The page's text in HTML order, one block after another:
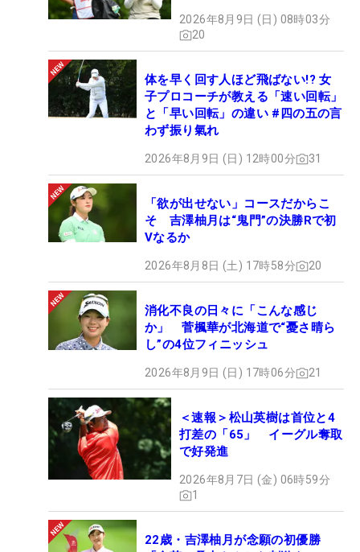
2026年8月9日 (日) 08時03分
20
体を早く回す人ほど飛ばない!? 女
子プロコーチが教える「速い回転」
と「早い回転」の違い #四の五の言
わず振り氣れ
2026年8月9日 (日) 12時00分 31
「欲が出せない」コースだからこ
そ 吉澤柚月は“鬼門”の決勝Rで初
Vなるか
2026年8月8日 (土) 17時58分 20
消化不良の日々に「こんな感じ
か」 菅楓華が北海道で“憂さ晴ら
し”の4位フィニッシュ
2026年8月9日 (日) 17時06分 21
＜速報＞松山英樹は首位と4
打差の「65」 イーグル奪取
で好発進
2026年8月7日 (金) 06時59分
1
22歳・吉澤柚月が念願の初優勝